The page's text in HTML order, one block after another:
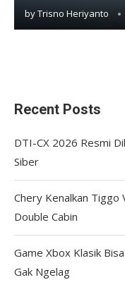
byTrisno Heriyanto
Recent Posts
DTI-CX 2026 Resmi
Siber
Chery Kenalkan Tiggo
Double Cabin
Game Xbox Klasik
Gak Ngelag